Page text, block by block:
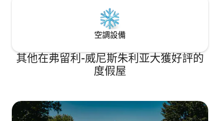
空調設備
其他在弗留利-威尼斯朱利亚大獲好評的
度假屋